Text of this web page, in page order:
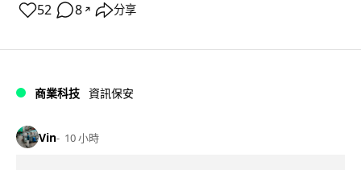
52 8 ↗ 分享
商業科技 資訊保安
Vin 10 小時